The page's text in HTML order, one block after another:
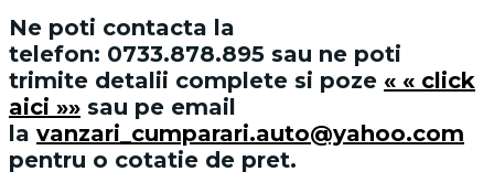
Ne poti contacta la
telefon: 0733.878.895 sau ne poti
trimite detalii complete si poze « « click
aici »» sau pe email
la vanzari_cumparari.auto@yahoo.com
pentru o cotatie de pret.